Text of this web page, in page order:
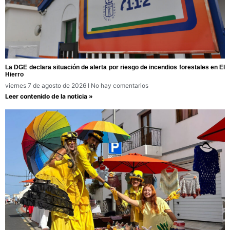
La DGE declara situación de alerta por riesgo de incendios forestales en El
Hierro
viernes 7 de agosto de 2026
No hay comentarios
Leer contenido de la noticia »